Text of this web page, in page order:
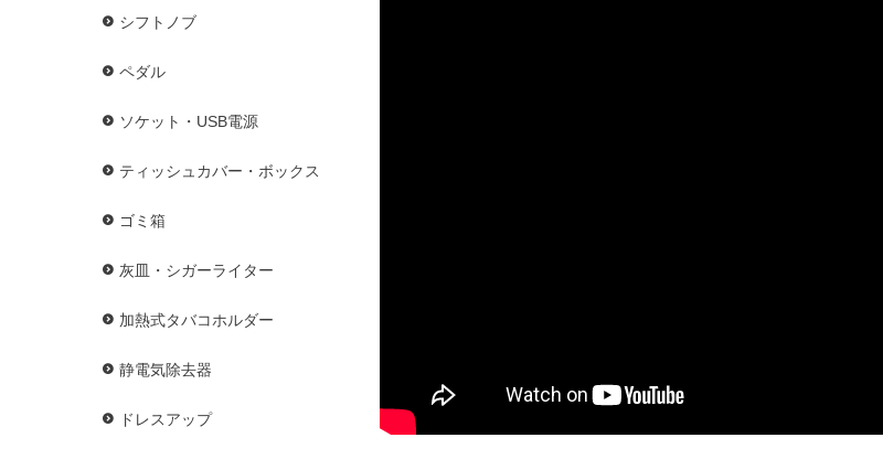
シフトノブ
ペダル
ソケット・USB電源
ティッシュカバー・ボックス
ゴミ箱
灰皿・シガーライター
加熱式タバコホルダー
静電気除去器
ドレスアップ